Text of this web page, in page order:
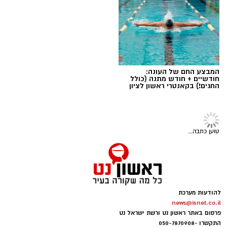
יש לכם מידע חשוב שטרם נחשף? צילומים מאירוע
חדשותי? מצאתם טעות בכתבה? נשמח שתשתפו
אותנו
עיריית ראשון לציון
המבצע החם של העונה:
תרבות ובידור
ראשון לציון מציינת את יום היוגה
הבינלאומי עם שיעורים פתוחים
עיריית ראשון לציון מזמינה את תושבות ותושבי
העיר לקחת פסק זמן מהשגרה ולהצטרף לשני
שיעורי יוגה פתוחים ומיוחדים שייערכו לקראת